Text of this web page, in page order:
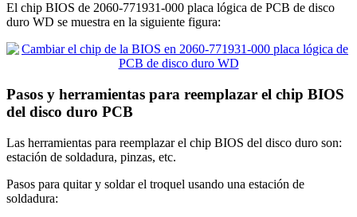
El chip BIOS de 2060-771931-000 placa lógica de PCB de disco
duro WD se muestra en la siguiente figura:
Pasos y herramientas para reemplazar el chip BIOS
del disco duro PCB
Las herramientas para reemplazar el chip BIOS del disco duro son:
estación de soldadura, pinzas, etc.
Pasos para quitar y soldar el troquel usando una estación de
soldadura: